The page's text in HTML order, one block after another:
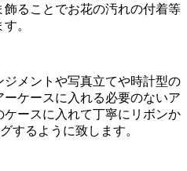
ることでお花の汚れの付着等
。
ジメントや写真立てや時計型の
ケースに入れる必要のないア
ースに入れて丁寧にリボンか
するように致します。